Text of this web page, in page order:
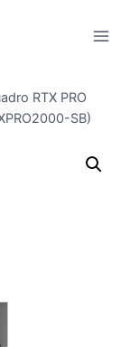
RTX PRO
SB)